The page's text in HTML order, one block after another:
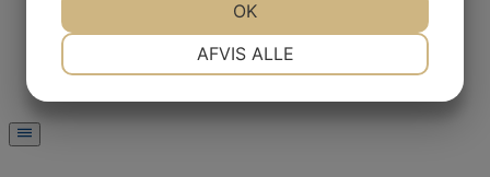
Samarbejdsudvalg
Sygesikringsudvalget
Forhandlingsudvalget
AFVIS ALLE
OK